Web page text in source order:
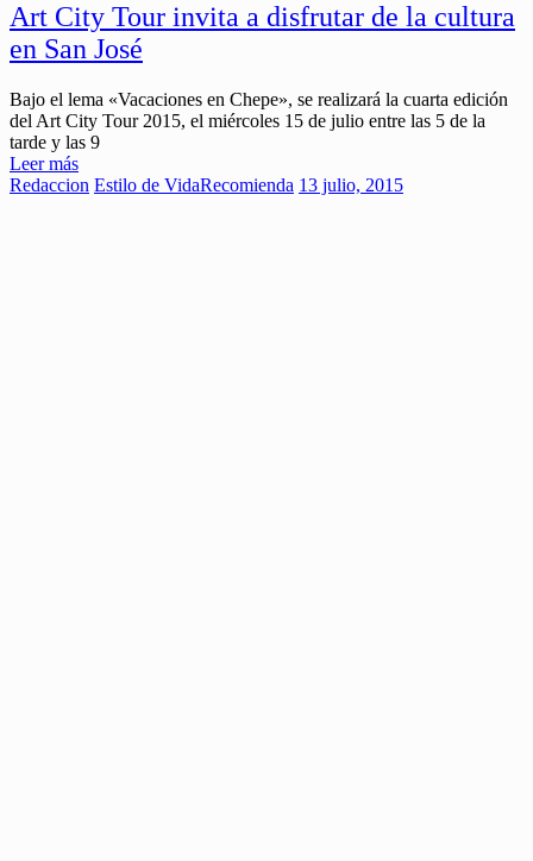
Art City Tour invita a disfrutar de la cultura
en San José
Bajo el lema «Vacaciones en Chepe», se realizará la cuarta edición
del Art City Tour 2015, el miércoles 15 de julio entre las 5 de la
tarde y las 9
Leer más
Redaccion Estilo de VidaRecomienda 13 julio, 2015